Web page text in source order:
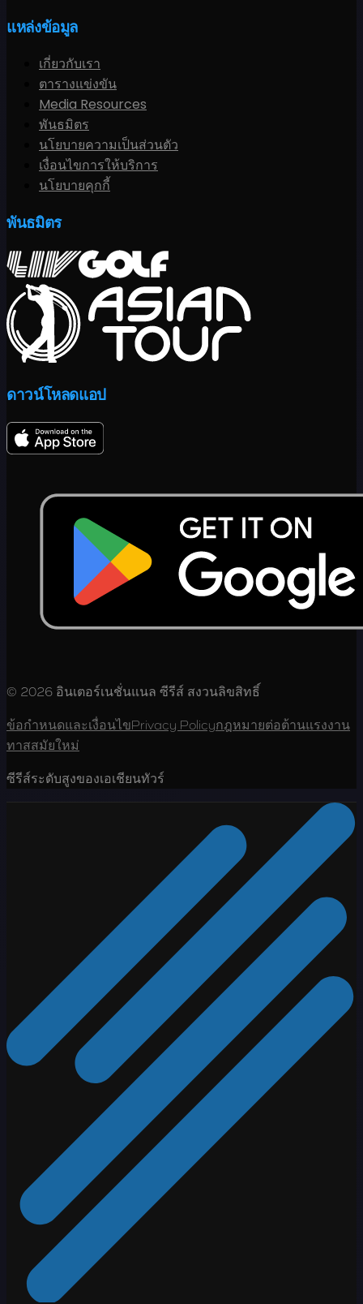
แหล่งข้อมูล
เกี่ยวกับเรา
ตารางแข่งขัน
Media Resources
พันธมิตร
นโยบายความเป็นส่วนตัว
เงื่อนไขการให้บริการ
นโยบายคุกกี้
พันธมิตร
ดาวน์โหลดแอป
© 2026 อินเตอร์เนชั่นแนล ซีรีส์ สงวนลิขสิทธิ์
ข้อกำหนดและเงื่อนไขPrivacy Policyกฎหมายต่อต้านแรงงาน
ทาสสมัยใหม่
ซีรีส์ระดับสูงของเอเชียนทัวร์